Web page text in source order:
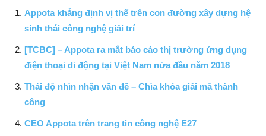
Appota khẳng định vị thế trên con đường xây dựng hệ
sinh thái công nghệ giải trí
[TCBC] – Appota ra mắt báo cáo thị trường ứng dụng
điện thoại di động tại Việt Nam nửa đầu năm 2018
Thái độ nhìn nhận vấn đề – Chìa khóa giải mã thành
công
CEO Appota trên trang tin công nghệ E27